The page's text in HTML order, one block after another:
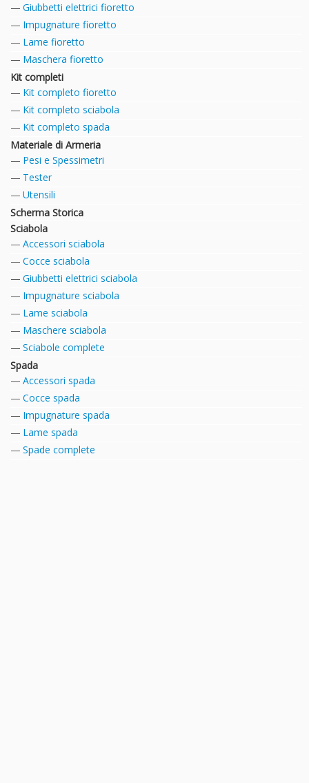
Giubbetti elettrici fioretto
Impugnature fioretto
Lame fioretto
Maschera fioretto
Kit completi
Kit completo fioretto
Kit completo sciabola
Kit completo spada
Materiale di Armeria
Pesi e Spessimetri
Tester
Utensili
Scherma Storica
Sciabola
Accessori sciabola
Cocce sciabola
Giubbetti elettrici sciabola
Impugnature sciabola
Lame sciabola
Maschere sciabola
Sciabole complete
Spada
Accessori spada
Cocce spada
Impugnature spada
Lame spada
Spade complete